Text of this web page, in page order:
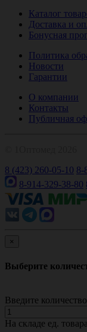
Каталог
Доставка и
Бонусная
Политика
Новости
Гарантии
О компании
Контакты
Публичная
8 (423) 260-05-10 8-
8-914-329-38-80
×
Выберите
Введите
На складе ед.